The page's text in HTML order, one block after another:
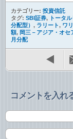
カテゴリー: 投資信託
タグ: SBI証券, トータ
分配型） , ラリート, ワ
額, 岡三－アジア・オセ
月分配
コメントを入れ